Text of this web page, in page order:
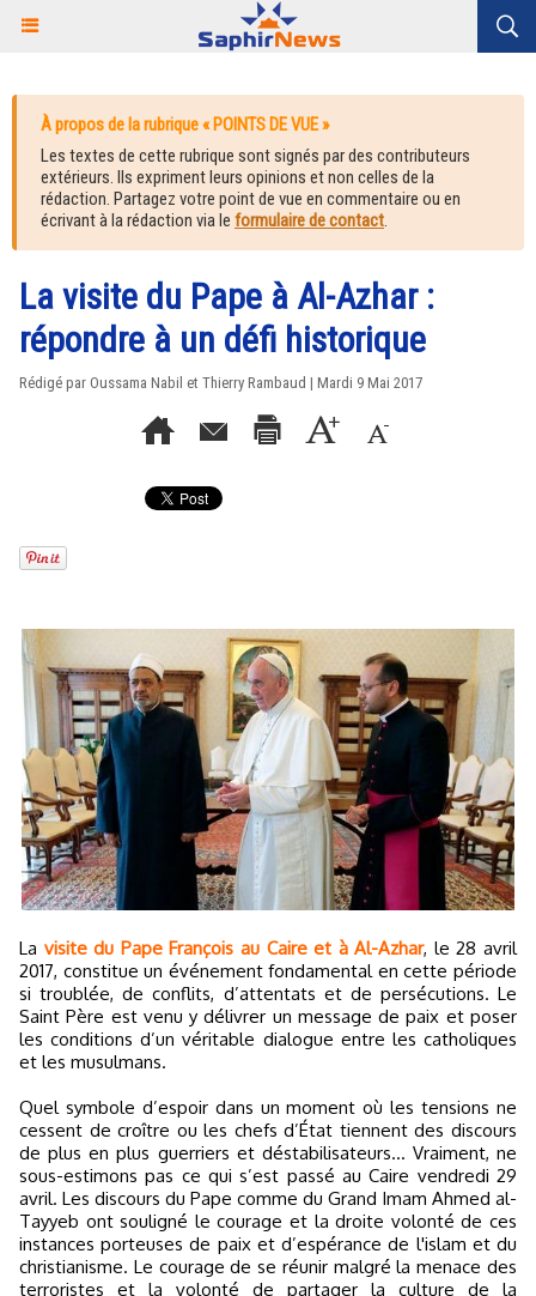
À propos de la rubrique « POINTS DE VUE »
Les textes de cette rubrique sont signés par des contributeurs
extérieurs. Ils expriment leurs opinions et non celles de la
rédaction. Partagez votre point de vue en commentaire ou en
écrivant à la rédaction via le formulaire de contact.
La visite du Pape à Al-Azhar :
répondre à un défi historique
Rédigé par Oussama Nabil et Thierry Rambaud | Mardi 9 Mai 2017
La visite du Pape François au Caire et à Al-Azhar, le 28 avril
2017, constitue un événement fondamental en cette période
si troublée, de conflits, d’attentats et de persécutions. Le
Saint Père est venu y délivrer un message de paix et poser
les conditions d’un véritable dialogue entre les catholiques
et les musulmans.
Quel symbole d’espoir dans un moment où les tensions ne
cessent de croître ou les chefs d’État tiennent des discours
de plus en plus guerriers et déstabilisateurs… Vraiment, ne
sous-estimons pas ce qui s’est passé au Caire vendredi 29
avril. Les discours du Pape comme du Grand Imam Ahmed al-
Tayyeb ont souligné le courage et la droite volonté de ces
instances porteuses de paix et d’espérance de l'islam et du
christianisme. Le courage de se réunir malgré la menace des
terroristes et la volonté de partager la culture de la